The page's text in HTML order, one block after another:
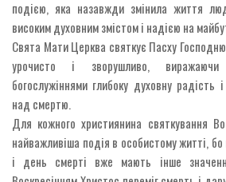
подією, яка назавжди змінила життя
високим духовним змістом і надією на
Свята Мати Церква святкує Пасху
урочисто і зворушливо, виражаючи
богослужіннями глибоку духовну радість
над смертю.
Для кожного християнина святкування
найважливіша подія в особистому житті,
і день смерті вже мають інше